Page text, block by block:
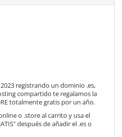
registrando un dominio .es,
compartido te regalamos la
totalmente gratis por un año.
o .store al carrito y usa el
después de añadir el .es o